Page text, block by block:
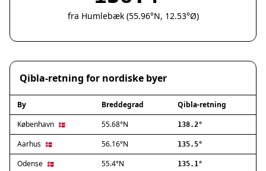
Køge
Holstebro
Taastrup
Sønderborg
Holbæk
Svendborg
Hjørring
Frederikshavn
Nørresundby
fra Humlebæk (55.96°N, 12.53°Ø)
Qibla-retning for nordiske byer
By Breddegrad
Qibla-retning
København 🇩🇰 55.68°N 138.2°
Aarhus 🇩🇰 56.16°N 135.5°
Odense 🇩🇰 55.4°N 135.1°